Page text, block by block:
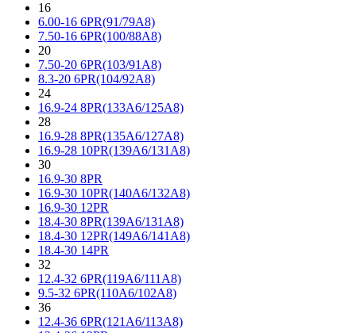
16
6.00-16 6PR(91/79A8)
7.50-16 6PR(100/88A8)
20
7.50-20 6PR(103/91A8)
8.3-20 6PR(104/92A8)
24
16.9-24 8PR(133A6/125A8)
28
16.9-28 8PR(135A6/127A8)
16.9-28 10PR(139A6/131A8)
30
16.9-30 8PR
16.9-30 10PR(140A6/132A8)
16.9-30 12PR
18.4-30 8PR(139A6/131A8)
18.4-30 12PR(149A6/141A8)
18.4-30 14PR
32
12.4-32 6PR(119A6/111A8)
9.5-32 6PR(110A6/102A8)
36
12.4-36 6PR(121A6/113A8)